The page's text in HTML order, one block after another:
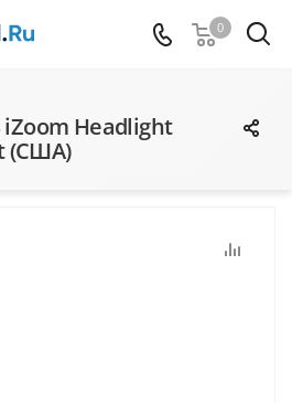
0
Headlight
(США)